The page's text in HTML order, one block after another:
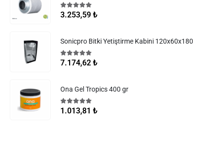
5.005 üzerinden
3.253,59 ₺
Sonicpro Bitki Yetiştirme Kabini 120x60x180
5.005 üzerinden
7.174,62 ₺
Ona Gel Tropics 400 gr
5.005 üzerinden
1.013,81 ₺